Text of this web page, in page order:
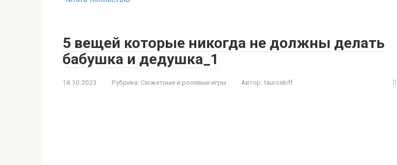
5 вещей которые никогда не должны делать
бабушка и дедушка_1
18.10.2023 Рубрика: Сюжетные и ролевые игры Автор: tauroskiff